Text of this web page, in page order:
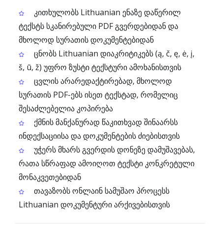
კითხულობს Lithuanian ენაზე დაწერილ
ტექსტს სკანირებული PDF გვერდებიდან და
მხოლოდ სურათის დოკუმენტებიდან
ცნობს Lithuanian დიაკრიტიკებს (ą, č, ę, ė, į,
š, ū, ž) უფრო ზუსტი ტექსტური ამოხანისთვის
ცვლის არარედაქტირებად, მხოლოდ
სურათის PDF-ებს ისეთ ტექსტად, რომელიც
შესაძლებელია კოპირება
ქმნის მანქანურად წაკითხვად შინაარსს
ინდექსაციისა და დოკუმენტების ძიებისთვის
უჭერს მხარს გვერდის დონეზე დამუშავებას,
რათა სწრაფად ამოიღოთ ტექსტი კონკრეტული
მონაკვეთებიდან
თავაზობს ონლაინ სამუშაო პროცესს
Lithuanian დოკუმენტური არქივებისთვის